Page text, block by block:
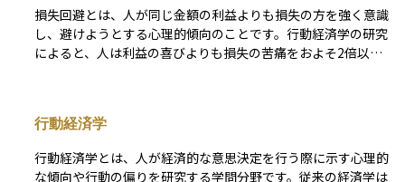
す。また、FXや信用取引では、証拠金維持のために強制的に
ロスカットが行われることもあります。損切りは投資のリスク
管理の基本のひとつです。
損失回避とは、人が同じ金額の利益よりも損失の方を強く意識
し、避けようとする心理的傾向のことです。行動経済学の研究
によると、人は利益の喜びよりも損失の苦痛をおよそ2倍以上
ります。損失回避を理解することは、感情に左右されない冷静
な判断を下し、長期的に合理的な投資行動を維持するために重
要です。
行動経済学
行動経済学とは、人が経済的な意思決定を行う際に示す心理的
な傾向や行動の偏りを研究する学問分野です。従来の経済学は